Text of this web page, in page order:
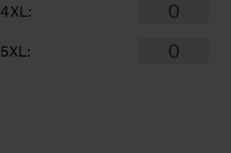
4XL :
5XL :